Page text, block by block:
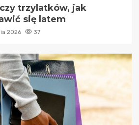
trzylatków, jak
się latem
2026 37